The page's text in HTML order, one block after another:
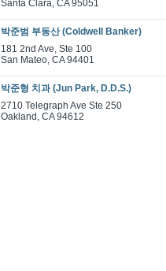
Santa Clara, CA 95051
박준범 부동산 (Coldwell Banker)
181 2nd Ave, Ste 100
San Mateo, CA 94401
박준형 치과 (Jun Park, D.D.S.)
2710 Telegraph Ave Ste 250
Oakland, CA 94612